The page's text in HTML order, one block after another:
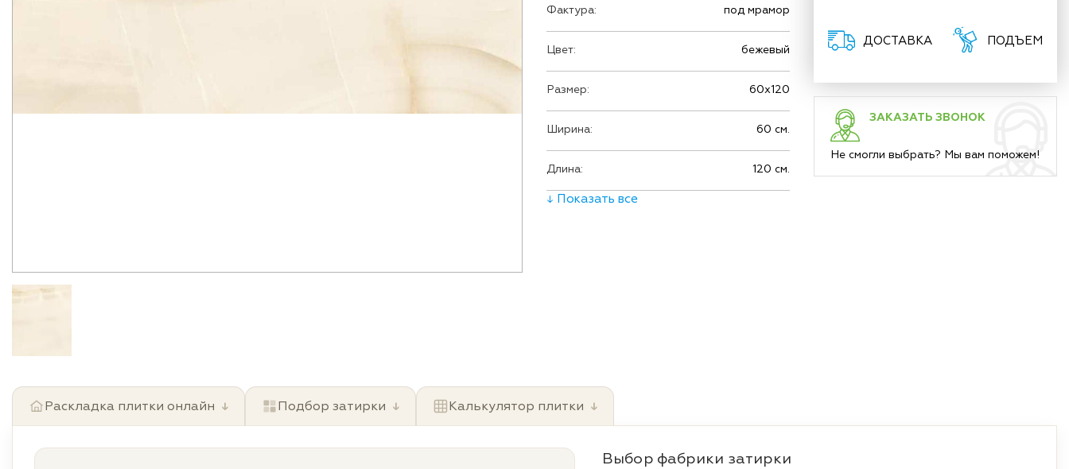
Фактура: под мрамор
Цвет: бежевый
Размер: 60х120
Ширина: 60 см.
Длина: 120 см.
↓ Показать все
ДОСТАВКА ПОДЪЕМ
ЗАКАЗАТЬ ЗВОНОК
Не смогли выбрать? Мы вам поможем!
Раскладка плитки онлайн ↓ Подбор затирки ↓ Калькулятор плитки ↓
Выбор фабрики затирки